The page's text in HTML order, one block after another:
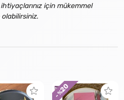
için mükemmel
- %
20